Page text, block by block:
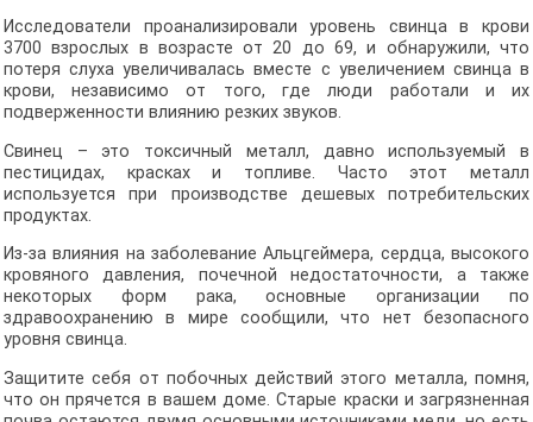
Исследователи проанализировали уровень свинца в крови
3700 взрослых в возрасте от 20 до 69, и обнаружили, что
потеря слуха увеличивалась вместе с увеличением свинца в
крови, независимо от того, где люди работали и их
подверженности влиянию резких звуков.
Свинец – это токсичный металл, давно используемый в
пестицидах, красках и топливе. Часто этот металл
используется при производстве дешевых потребительских
продуктах.
Из-за влияния на заболевание Альцгеймера, сердца, высокого
кровяного давления, почечной недостаточности, а также
некоторых форм рака, основные организации по
здравоохранению в мире сообщили, что нет безопасного
уровня свинца.
Защитите себя от побочных действий этого металла, помня,
что он прячется в вашем доме. Старые краски и загрязненная